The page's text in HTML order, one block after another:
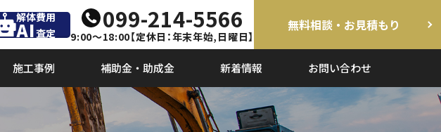
解体費用
AI査定 099-214-5566
9:00～18:00【定休日：年末年始,日曜日】
無料相談・お見積もり
施工事例 補助金・助成金 新着情報 お問い合わせ